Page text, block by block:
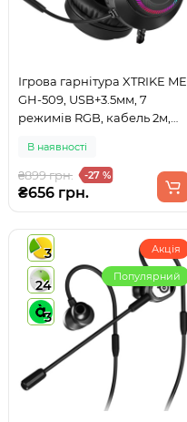
Ігрова гарнітура XTRIKE ME
GH-509, USB+3.5мм, 7
режимів RGB, кабель 2м,
В наявності
₴899 грн. -27 %
₴656 грн.
3
24
3
Акція
Популярний